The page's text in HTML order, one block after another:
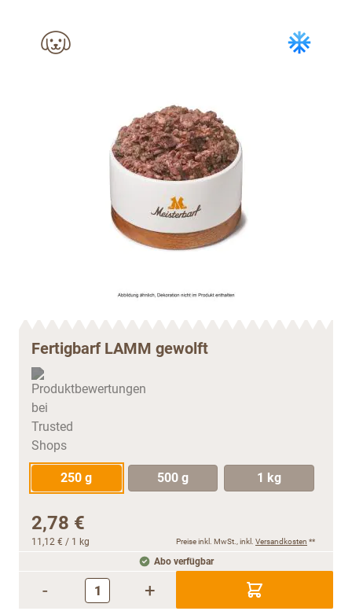
Fertigbarf LAMM gewolft
250 g 500 g 1 kg
2,78 €
11,12 € / 1 kg Preise inkl. MwSt., inkl. Versandkosten **
Abo verfügbar
- +